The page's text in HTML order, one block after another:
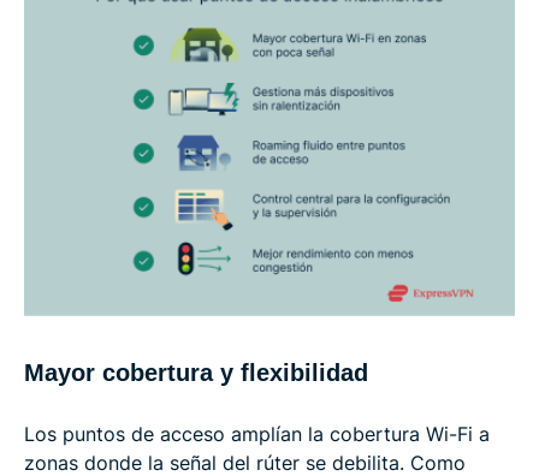
Mayor cobertura y flexibilidad
Los puntos de acceso amplían la cobertura Wi-Fi a
zonas donde la señal del rúter se debilita. Como